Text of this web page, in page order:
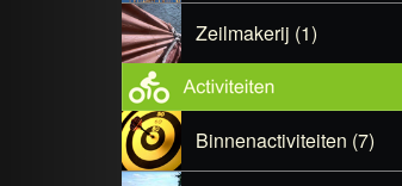
Zeilmakerij (1)
Binnenactiviteiten (7)